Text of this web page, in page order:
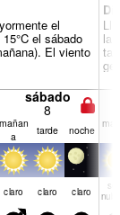
el
el sábado
El viento
la
sábado
8
mañan
a
tarde noche
claro claro claro